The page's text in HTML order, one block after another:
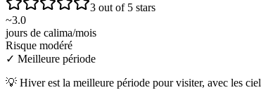
3 out of 5 stars
~3.0
jours de calima/mois
Risque modéré
✓ Meilleure période
💡 Hiver est la meilleure période pour visiter, avec les